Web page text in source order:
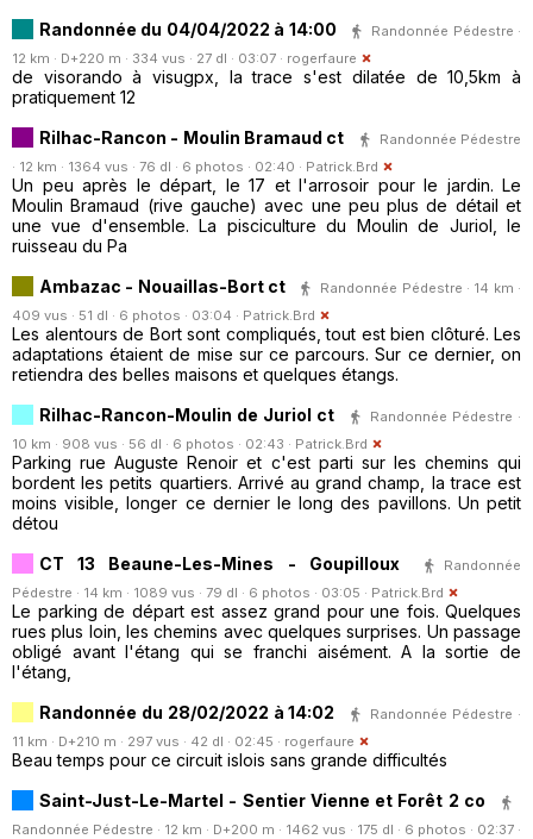
Randonnée du 04/04/2022 à 14:00
Randonnée Pédestre ·
12 km · D+220 m · 334 vus · 27 dl · 03:07 · rogerfaure
de visorando à visugpx, la trace s'est dilatée de 10,5km à
pratiquement 12
Rilhac-Rancon - Moulin Bramaud ct
Randonnée Pédestre
· 12 km · 1364 vus · 76 dl · 6 photos · 02:40 · Patrick.Brd
Un peu après le départ, le 17 et l'arrosoir pour le jardin. Le
Moulin Bramaud (rive gauche) avec une peu plus de détail et
une vue d'ensemble. La pisciculture du Moulin de Juriol, le
ruisseau du Pa
Ambazac - Nouaillas-Bort ct
Randonnée Pédestre · 14 km ·
409 vus · 51 dl · 6 photos · 03:04 · Patrick.Brd
Les alentours de Bort sont compliqués, tout est bien clôturé. Les
adaptations étaient de mise sur ce parcours. Sur ce dernier, on
retiendra des belles maisons et quelques étangs.
Rilhac-Rancon-Moulin de Juriol ct
Randonnée Pédestre ·
10 km · 908 vus · 56 dl · 6 photos · 02:43 · Patrick.Brd
Parking rue Auguste Renoir et c'est parti sur les chemins qui
bordent les petits quartiers. Arrivé au grand champ, la trace est
moins visible, longer ce dernier le long des pavillons. Un petit
détou
CT 13 Beaune-Les-Mines - Goupilloux
Randonnée
Pédestre · 14 km · 1089 vus · 79 dl · 6 photos · 03:05 · Patrick.Brd
Le parking de départ est assez grand pour une fois. Quelques
rues plus loin, les chemins avec quelques surprises. Un passage
obligé avant l'étang qui se franchi aisément. A la sortie de
l'étang,
Randonnée du 28/02/2022 à 14:02
Randonnée Pédestre ·
11 km · D+210 m · 297 vus · 42 dl · 02:45 · rogerfaure
Beau temps pour ce circuit islois sans grande difficultés
Saint-Just-Le-Martel - Sentier Vienne et Forêt 2 co
Randonnée Pédestre · 12 km · D+200 m · 1462 vus · 175 dl · 6 photos · 02:37 ·